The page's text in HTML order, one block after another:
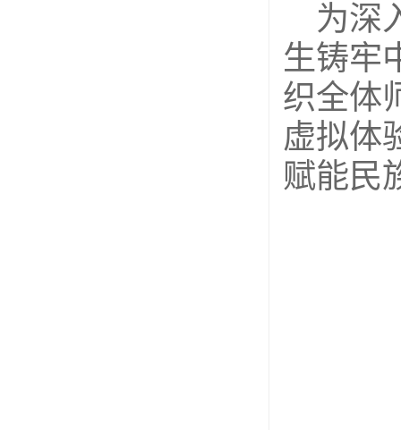
为深
生铸牢
织全体
虚拟体
赋能民